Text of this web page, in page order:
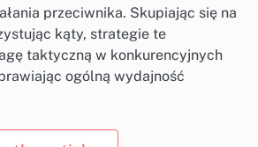
przeciwnika. Skupiając się na
kąty, strategie te
taktyczną w konkurencyjnych
ogólną wydajność